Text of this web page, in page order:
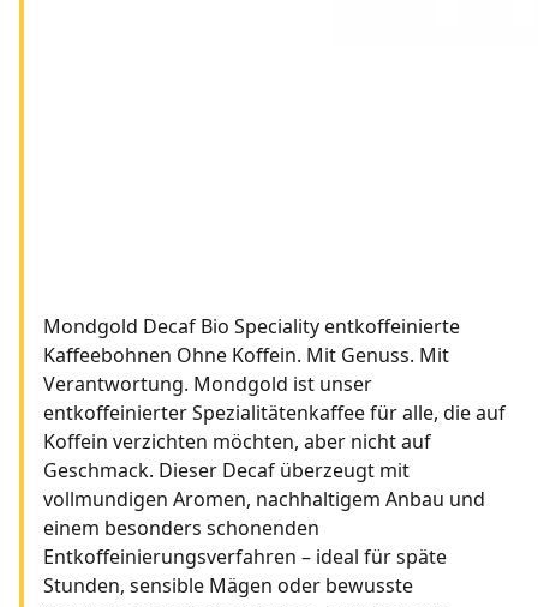
Mondgold Decaf Bio Speciality entkoffeinierte
Kaffeebohnen Ohne Koffein. Mit Genuss. Mit
Verantwortung. Mondgold ist unser
entkoffeinierter Spezialitätenkaffee für alle, die auf
Koffein verzichten möchten, aber nicht auf
Geschmack. Dieser Decaf überzeugt mit
vollmundigen Aromen, nachhaltigem Anbau und
einem besonders schonenden
Entkoffeinierungsverfahren – ideal für späte
Stunden, sensible Mägen oder bewusste